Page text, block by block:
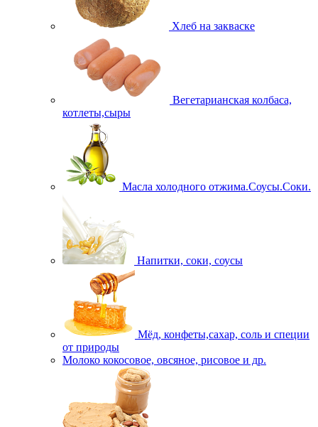
Хлеб на закваске
Вегетарианская колбаса,
котлеты,сыры
Масла холодного отжима.Соусы.Соки.
Напитки, соки, соусы
Мёд, конфеты,сахар, соль и специи
от природы
Молоко кокосовое, овсяное, рисовое и др.